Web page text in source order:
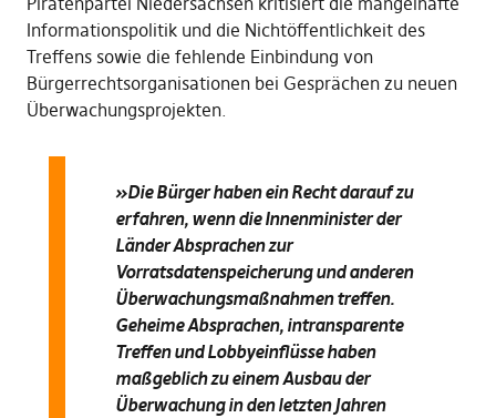
Informationspolitik und die Nichtöffentlichkeit des
Treffens sowie die fehlende Einbindung von
Bürgerrechtsorganisationen bei Gesprächen zu neuen
Überwachungsprojekten.
»Die Bürger haben ein Recht darauf zu
erfahren, wenn die Innenminister der
Länder Absprachen zur
Vorratsdatenspeicherung und anderen
Überwachungsmaßnahmen treffen.
Geheime Absprachen, intransparente
Treffen und Lobbyeinflüsse haben
maßgeblich zu einem Ausbau der
Überwachung in den letzten Jahren